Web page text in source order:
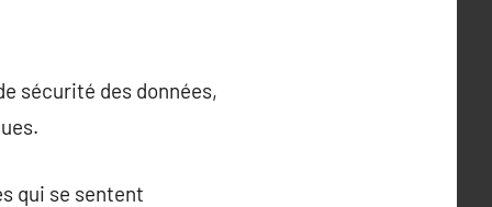
sécurité des données,
qui se sentent